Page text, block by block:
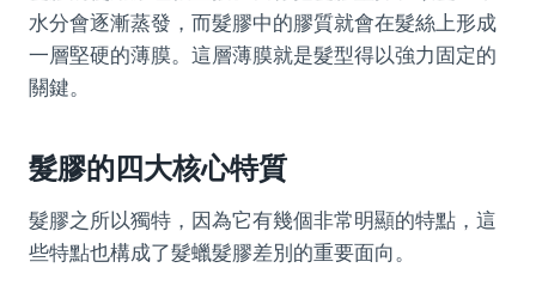
水分會逐漸蒸發，而髮膠中的膠質就會在髮絲上形成
一層堅硬的薄膜。這層薄膜就是髮型得以強力固定的
關鍵。
髮膠的四大核心特質
髮膠之所以獨特，因為它有幾個非常明顯的特點，這
些特點也構成了髮蠟髮膠差別的重要面向。